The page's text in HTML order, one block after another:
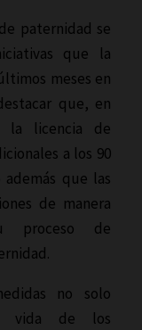
paternidad se
que la
meses en
que, en
la licencia de
a los 90
que las
de manera
proceso de
no solo
vida de los